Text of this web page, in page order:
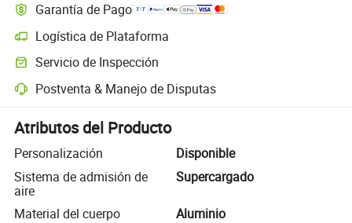
Garantía de Pago
Logística de Plataforma
Seguimiento de envíos más claro con logística soportada por la
Servicio de Inspección
Inspección previa al envío opcional para controles de calidad y
Postventa & Manejo de Disputas
Resolución de disputas asistida por la plataforma, incluyendo
Atributos del Producto
Personalización
Disponible
Sistema de admisión de
aire
Supercargado
Material del cuerpo
Aluminio